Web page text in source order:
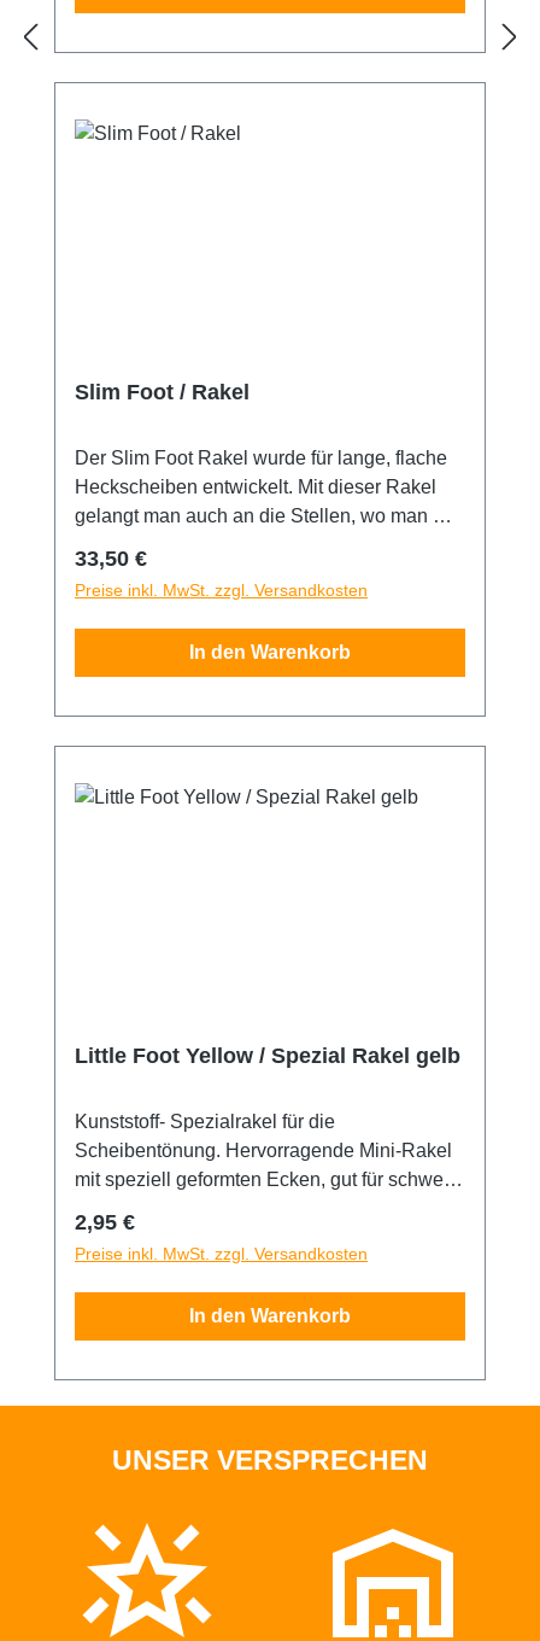
Slim Foot / Rakel
Der Slim Foot Rakel wurde für lange, flache
Heckscheiben entwickelt. Mit dieser Rakel
gelangt man auch an die Stellen, wo man mit
Der Slim Foot ist 35cm lang und 15cm breit.
Regulärer Preis:
33,50 €
Preise inkl. MwSt. zzgl. Versandkosten
In den Warenkorb
Little Foot Yellow / Spezial Rakel gelb
Kunststoff- Spezialrakel für die
Scheibentönung. Hervorragende Mini-Rakel
mit speziell geformten Ecken, gut für schwer
Regulärer Preis:
2,95 €
Preise inkl. MwSt. zzgl. Versandkosten
In den Warenkorb
UNSER VERSPRECHEN